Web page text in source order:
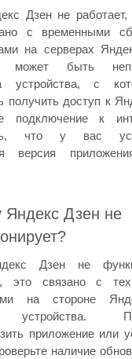
Дзен не работает,
с временными
на серверах
может быть
устройства, с
получить доступ к
подключение к
что у вас
версия
Яндекс Дзен не
Дзен не
это связано с
на стороне
устройства.
приложение или
наличие